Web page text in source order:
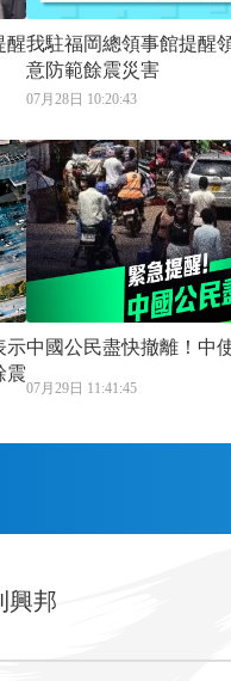
醒我駐福岡總領事館提醒
意防範餘震災害
07月28日 10:20:43
示
震
中國公民盡快撤離！中
07月29日 11:41:45
灣區文化
興邦